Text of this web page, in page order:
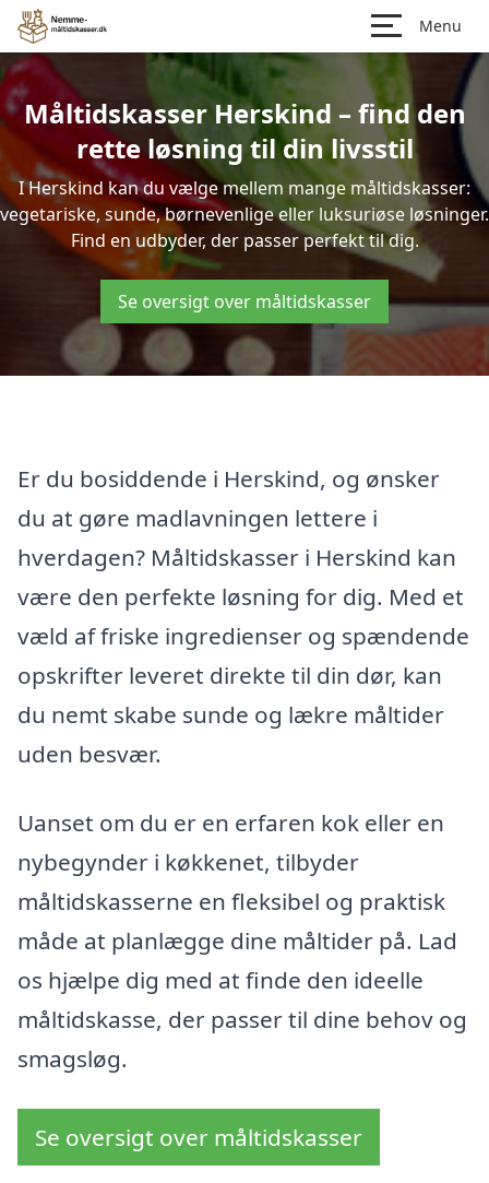
Menu
Måltidskasser Herskind – find den
rette løsning til din livsstil
I Herskind kan du vælge mellem mange måltidskasser:
vegetariske, sunde, børnevenlige eller luksuriøse løsninger.
Find en udbyder, der passer perfekt til dig.
Se oversigt over måltidskasser
Er du bosiddende i Herskind, og ønsker
du at gøre madlavningen lettere i
hverdagen? Måltidskasser i Herskind kan
være den perfekte løsning for dig. Med et
væld af friske ingredienser og spændende
opskrifter leveret direkte til din dør, kan
du nemt skabe sunde og lækre måltider
uden besvær.
Uanset om du er en erfaren kok eller en
nybegynder i køkkenet, tilbyder
måltidskasserne en fleksibel og praktisk
måde at planlægge dine måltider på. Lad
os hjælpe dig med at finde den ideelle
måltidskasse, der passer til dine behov og
smagsløg.
Se oversigt over måltidskasser